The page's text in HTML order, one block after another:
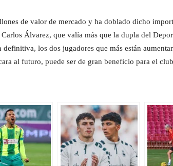
de valor de mercado y ha doblado dicho
Álvarez, que valía más que la dupla del
los dos jugadores que más están
al futuro, puede ser de gran beneficio para el